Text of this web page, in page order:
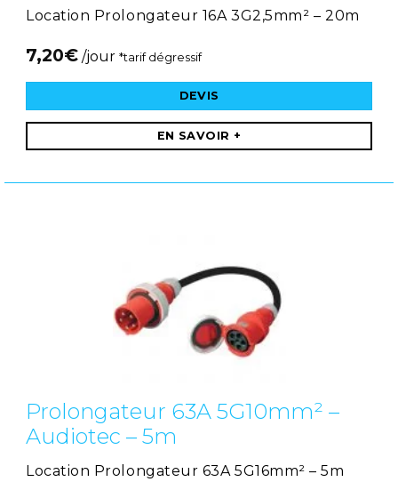
Location Prolongateur 16A 3G2,5mm² – 20m
7,20€ /jour *tarif dégressif
DEVIS
EN SAVOIR +
Prolongateur 63A 5G10mm² –
Audiotec – 5m
Location Prolongateur 63A 5G16mm² – 5m